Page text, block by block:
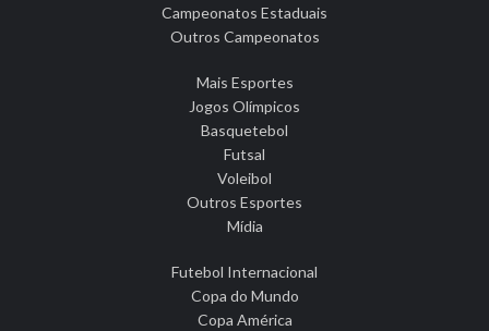
Campeonatos Estaduais
Outros Campeonatos
Mais Esportes
Jogos Olímpicos
Basquetebol
Futsal
Voleibol
Outros Esportes
Mídia
Futebol Internacional
Copa do Mundo
Copa América